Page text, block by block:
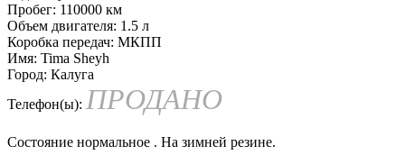
Пробег: 110000 км
Объем двигателя: 1.5 л
Коробка передач: МКПП
Имя: Tima Sheyh
Город: Калуга
Телефон(ы): ПРОДАНО
Состояние нормальное . На зимней резине.